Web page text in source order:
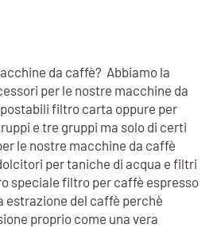
da caffè? Abbiamo la
per le nostre macchine da
filtro carta oppure per
e tre gruppi ma solo di certi
le nostre macchine da caffè
per taniche di acqua e filtri
speciale filtro per caffè espresso
estrazione del caffè perchè
proprio come una vera